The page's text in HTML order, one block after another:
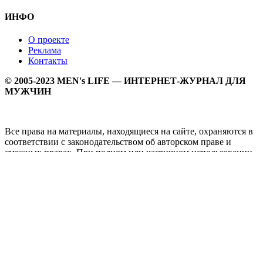
ИНФО
О проекте
Реклама
Контакты
© 2005-2023 MEN's LIFE — ИНТЕРНЕТ-ЖУРНАЛ ДЛЯ
МУЖЧИН
Все права на материалы, находящиеся на сайте, охраняются в
соответствии с законодательством об авторском праве и
смежных правах. При полном или частичном использовании